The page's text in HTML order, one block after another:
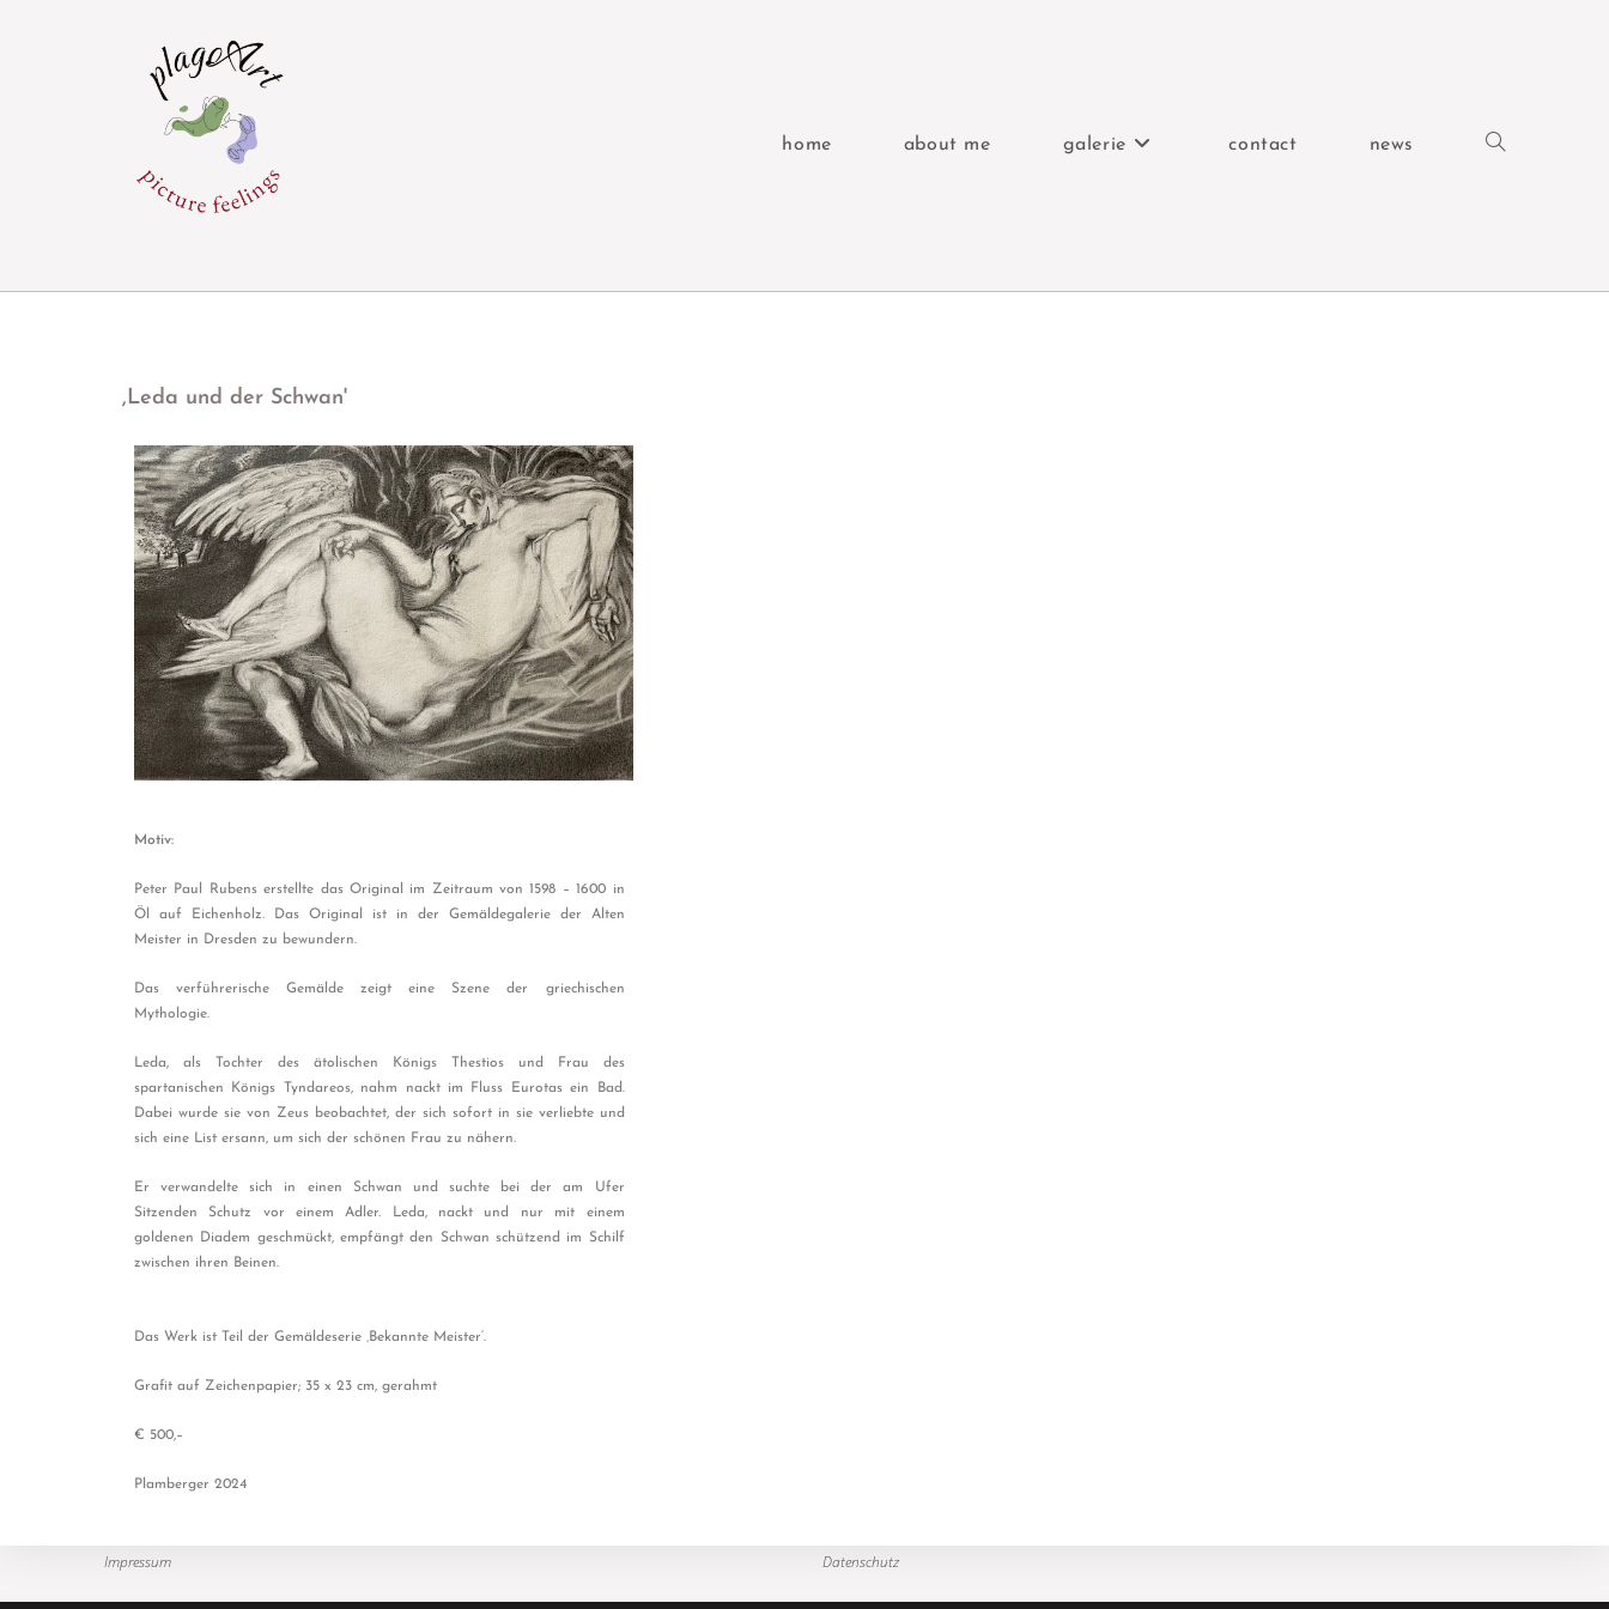
home about me galerie contact news
,Leda und der Schwan'
Motiv:
Peter Paul Rubens erstellte das Original im Zeitraum von 1598 – 1600 in
Öl auf Eichenholz. Das Original ist in der Gemäldegalerie der Alten
Meister in Dresden zu bewundern.
Das verführerische Gemälde zeigt eine Szene der griechischen
Mythologie.
Leda, als Tochter des ätolischen Königs Thestios und Frau des
spartanischen Königs Tyndareos, nahm nackt im Fluss Eurotas ein Bad.
Dabei wurde sie von Zeus beobachtet, der sich sofort in sie verliebte und
sich eine List ersann, um sich der schönen Frau zu nähern.
Er verwandelte sich in einen Schwan und suchte bei der am Ufer
Sitzenden Schutz vor einem Adler. Leda, nackt und nur mit einem
goldenen Diadem geschmückt, empfängt den Schwan schützend im Schilf
zwischen ihren Beinen.
Das Werk ist Teil der Gemäldeserie ‚Bekannte Meister‘.
Grafit auf Zeichenpapier; 35 x 23 cm, gerahmt
€ 500,–
Plamberger 2024
Impressum Datenschutz